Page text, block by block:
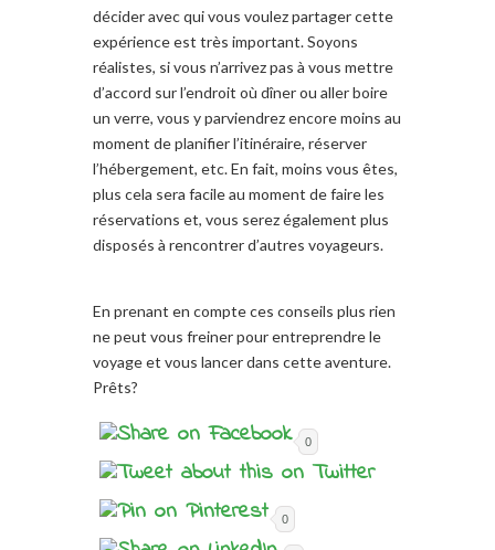
décideravecqui vous voulezpartager cette
expérienceest très important. Soyons
réalistes, si vous n’arrivez pas à vous mettre
d’accord surl’endroit où dînerou allerboire
un verre, vous y parviendrez encore moins au
moment de planifierl’itinéraire, réserver
l’hébergement, etc.En fait, moins vous êtes,
plus cela sera facileau moment de faire les
réservations et, vous serez également plus
disposés à rencontrer d’autres voyageurs.
En prenant en compte ces conseils plus rien
ne peut vous freiner pourentreprendre le
voyageet vous lancerdans cette aventure.
Prêts?
0
0